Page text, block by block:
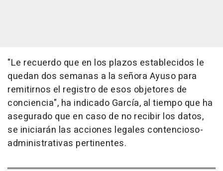
"Le recuerdo que en los plazos establecidos le
quedan dos semanas a la señora Ayuso para
remitirnos el registro de esos objetores de
conciencia", ha indicado García, al tiempo que ha
asegurado que en caso de no recibir los datos,
se iniciarán las acciones legales contencioso-
administrativas pertinentes.